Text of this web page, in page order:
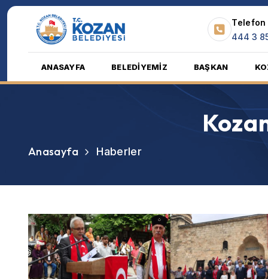
Telefon
444 3
ANASAYFA BELEDİYEMİZ BAŞKAN
Anasayfa Haberler